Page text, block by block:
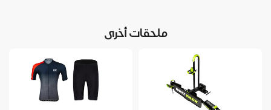
ملحقات أخرى